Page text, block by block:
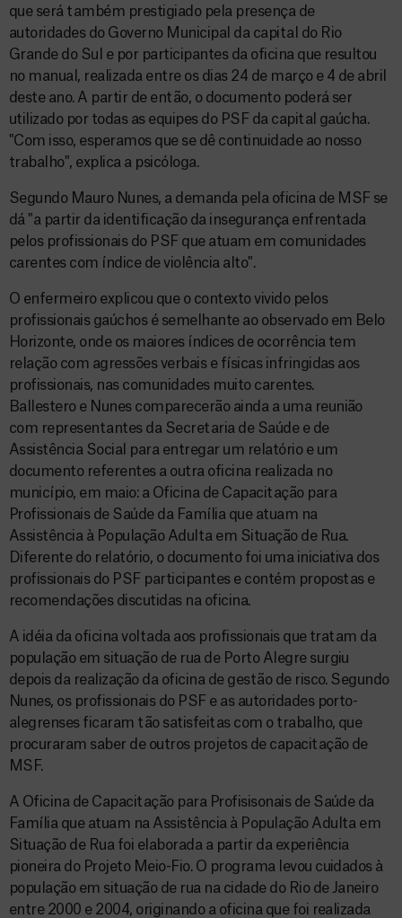
que será também prestigiado pela presença de
autoridades do Governo Municipal da capital do Rio
Grande do Sul e por participantes da oficina que resultou
no manual, realizada entre os dias 24 de março e 4 de abril
deste ano. A partir de então, o documento poderá ser
utilizado por todas as equipes do PSF da capital gaúcha.
"Com isso, esperamos que se dê continuidade ao nosso
trabalho", explica a psicóloga.
Segundo Mauro Nunes, a demanda pela oficina de MSF se
dá "a partir da identificação da insegurança enfrentada
pelos profissionais do PSF que atuam em comunidades
carentes com índice de violência alto".
O enfermeiro explicou que o contexto vivido pelos
profissionais gaúchos é semelhante ao observado em Belo
Horizonte, onde os maiores índices de ocorrência tem
relação com agressões verbais e físicas infringidas aos
profissionais, nas comunidades muito carentes.
Ballestero e Nunes comparecerão ainda a uma reunião
com representantes da Secretaria de Saúde e de
Assistência Social para entregar um relatório e um
documento referentes a outra oficina realizada no
município, em maio: a Oficina de Capacitação para
Profissionais de Saúde da Família que atuam na
Assistência à População Adulta em Situação de Rua.
Diferente do relatório, o documento foi uma iniciativa dos
profissionais do PSF participantes e contém propostas e
recomendações discutidas na oficina.
A idéia da oficina voltada aos profissionais que tratam da
população em situação de rua de Porto Alegre surgiu
depois da realização da oficina de gestão de risco. Segundo
Nunes, os profissionais do PSF e as autoridades porto-
alegrenses ficaram tão satisfeitas com o trabalho, que
procuraram saber de outros projetos de capacitação de
MSF.
A Oficina de Capacitação para Profisisonais de Saúde da
Família que atuam na Assistência à População Adulta em
Situação de Rua foi elaborada a partir da experiência
pioneira do Projeto Meio-Fio. O programa levou cuidados à
população em situação de rua na cidade do Rio de Janeiro
entre 2000 e 2004, originando a oficina que foi realizada